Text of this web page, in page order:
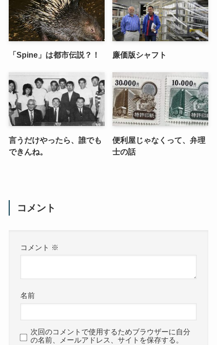
「Spine」は都市伝説？！ 廉価版シャフト
言うだけやったら、誰でも
できんね。
便利屋じゃなくって、弁理
士の話
コメント
コメント ※
名前
次回のコメントで使用するためブラウザーに自分
の名前、メールアドレス、サイトを保存する。